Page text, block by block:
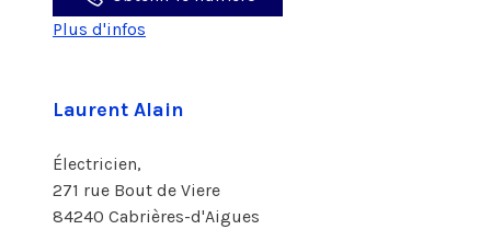
Plus d'infos
Laurent Alain
Électricien,
271 rue Bout de Viere
84240 Cabrières-d'Aigues